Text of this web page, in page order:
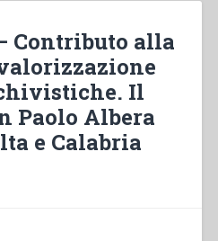
Contributo alla
Il
Paolo Albera
e Calabria